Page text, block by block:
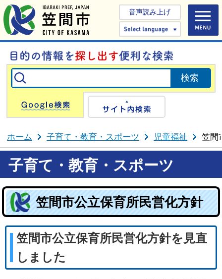
音声読み上げ
Select
Google検索
ホーム 子育て・教育・スポーツ 児童福祉 笠間
子育て・教育・スポーツ
笠間市公立保育所民営化方針
笠間市公立保育所民営化方針を見直
しました